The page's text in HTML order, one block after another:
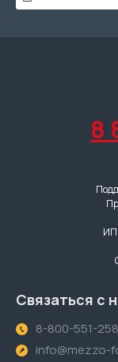
8
ИП
Связаться с
8-800-551-
info@mezzo-